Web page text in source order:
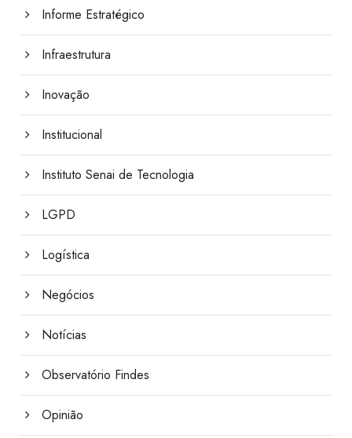
Informe Estratégico
Infraestrutura
Inovação
Institucional
Instituto Senai de Tecnologia
LGPD
Logística
Negócios
Notícias
Observatório Findes
Opinião